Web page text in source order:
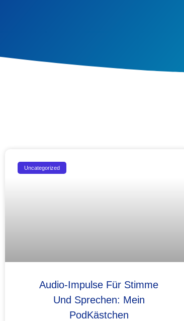
Uncategorized
Audio-Impulse Für Stimme
Und Sprechen: Mein
PodKästchen